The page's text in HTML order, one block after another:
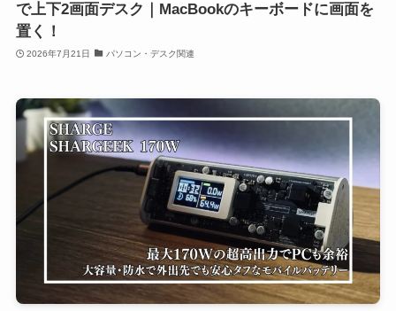
で上下2画面デスク｜MacBookのキーボードに画面を
置く！
2026年7月21日 パソコン・デスク関連